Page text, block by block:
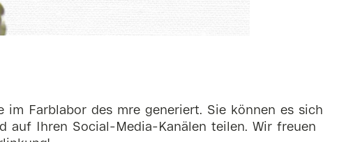
im Farblabor des mre generiert. Sie können es sich
auf Ihren Social-Media-Kanälen teilen. Wir freuen